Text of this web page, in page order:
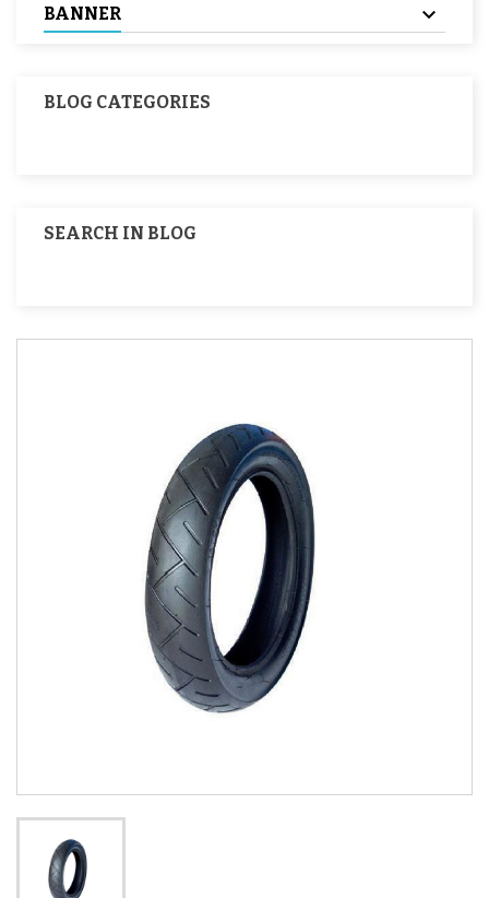
BANNER
BLOG CATEGORIES
SEARCH IN BLOG